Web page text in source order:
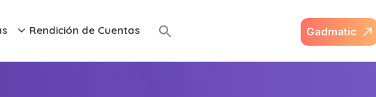
Rendición de Cuentas Gadmatic